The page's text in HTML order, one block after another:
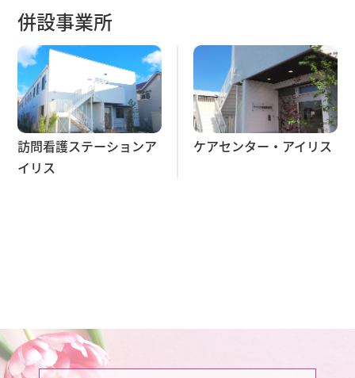
季節の便り「アイリス倶楽部初芝」より
2021.12.07
季節の便り
お知らせ
アイリス倶楽部初芝
季節の便り「アイリス倶楽部初芝」より
併設事業所
訪問看護ステーションア
イリス
ケアセンター・アイリス